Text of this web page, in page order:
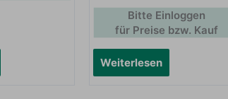
Weiterlesen
Bitte Einloggen
für Preise bzw. Kauf